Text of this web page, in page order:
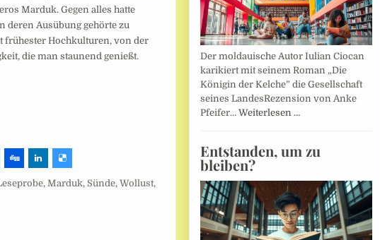
Marduk. Gegen alles hatte
deren Ausübung gehörte zu
frühester Hochkulturen, von der
die man staunend genießt.
, Marduk, Sünde,Wollust,
Der moldauische Autor Iulian Ciocan
karikiert mit seinem Roman „Die
Königin der Kelche” die Gesellschaft
seines LandesRezension von Anke
Pfeifer… Weiterlesen …
Entstanden, um zu
bleiben?